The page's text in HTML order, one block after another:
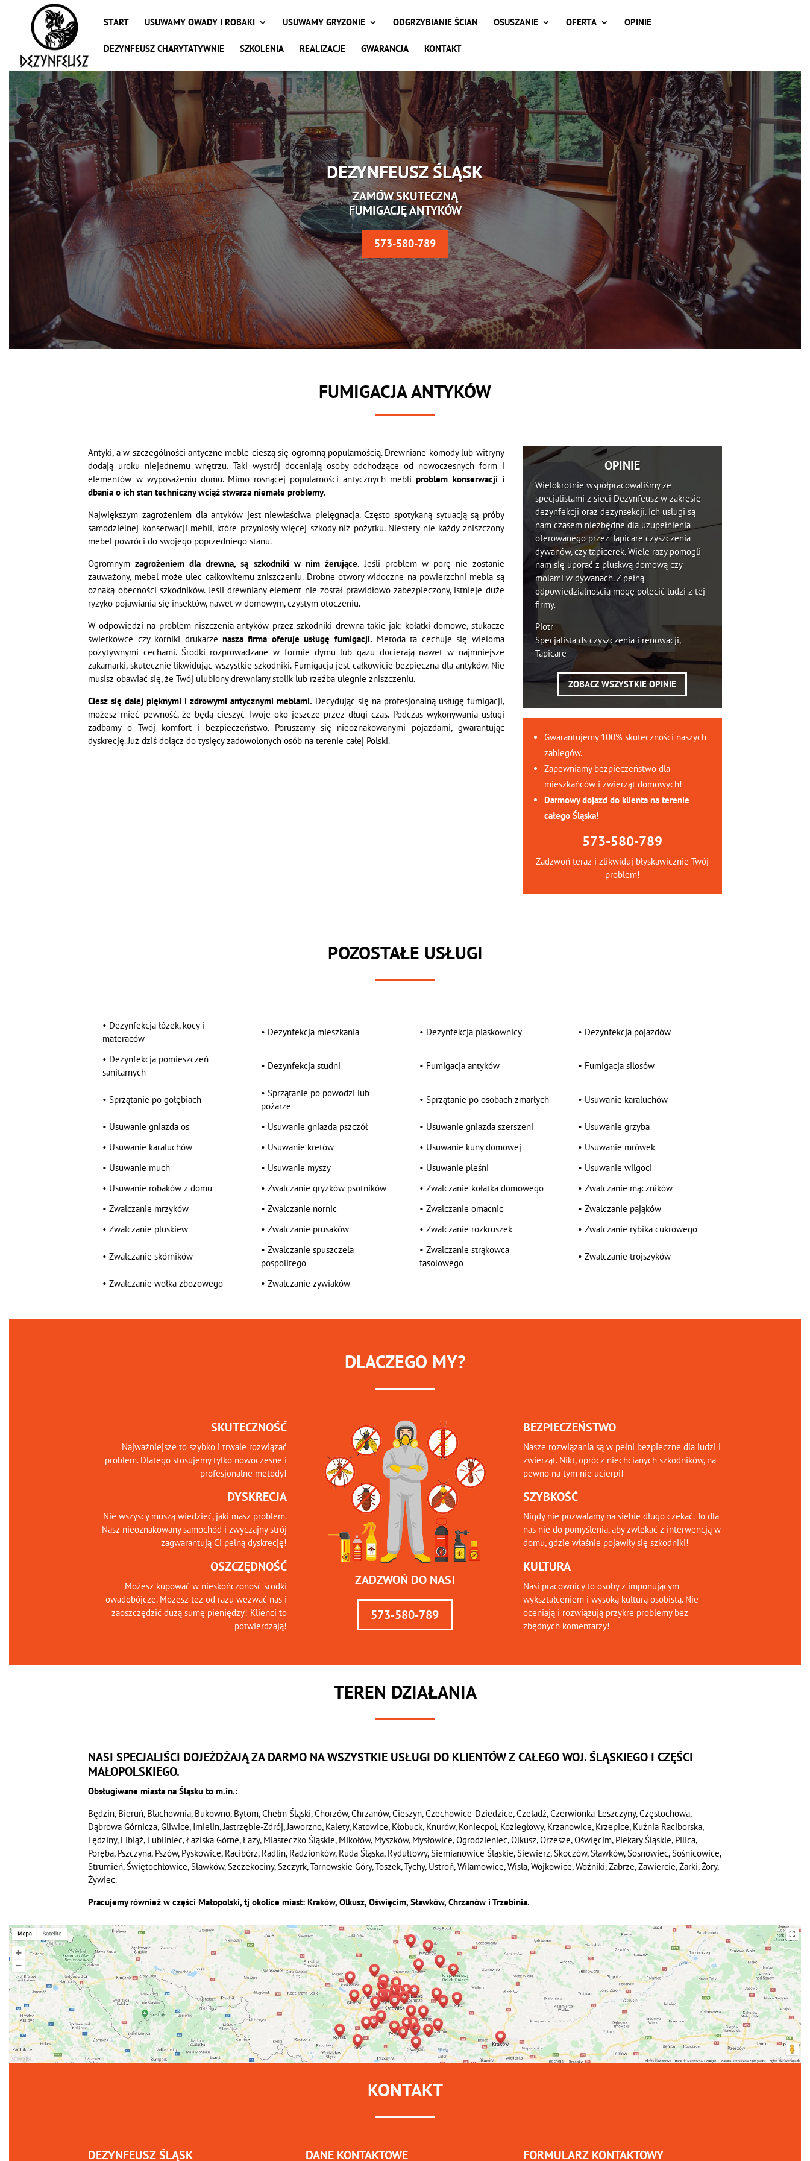
START USUWAMY OWADY I ROBAKI USUWAMY GRYZONIE ODGRZYBIANIE ŚCIAN OSUSZANIE OFERTA OPINIE
DEZYNFEUSZ CHARYTATYWNIE SZKOLENIA REALIZACJE GWARANCJA KONTAKT
DEZYNFEUSZ ŚLĄSK
ZAMÓW SKUTECZNĄ
FUMIGACJĘ ANTYKÓW
573-580-789
FUMIGACJA ANTYKÓW
Antyki, a w szczególności antyczne meble cieszą się ogromną popularnością. Drewniane komody lub witryny
dodają uroku niejednemu wnętrzu. Taki wystrój doceniają osoby odchodzące od nowoczesnych form i
elementów w wyposażeniu domu. Mimo rosnącej popularności antycznych mebliproblem konserwacji i
dbania o ich stan techniczny wciąż stwarza niemałe problemy.
Największym zagrożeniem dla antyków jest niewłaściwa pielęgnacja. Często spotykaną sytuacją są próby
samodzielnej konserwacji mebli, które przyniosły więcej szkody niż pożytku. Niestety nie każdy zniszczony
mebel powróci do swojego poprzedniego stanu.
Ogromnymzagrożeniem dla drewna, są szkodniki w nim żerujące. Jeśli problem w porę nie zostanie
zauważony, mebel może ulec całkowitemu zniszczeniu. Drobne otwory widoczne na powierzchni mebla są
oznaką obecności szkodników. Jeśli drewniany element nie został prawidłowo zabezpieczony, istnieje duże
ryzyko pojawiania się insektów, nawet w domowym, czystym otoczeniu.
W odpowiedzi na problem niszczenia antyków przez szkodniki drewna takie jak: kołatki domowe, stukacze
świerkowce czy korniki drukarzenasza firma oferuje usługę fumigacji. Metoda ta cechuje się wieloma
pozytywnymi cechami. Środki rozprowadzane w formie dymu lub gazu docierają nawet w najmniejsze
zakamarki, skutecznie likwidując wszystkie szkodniki. Fumigacja jest całkowicie bezpieczna dla antyków. Nie
musisz obawiać się, że Twój ulubiony drewniany stolik lub rzeźba ulegnie zniszczeniu.
Ciesz się dalej pięknymi i zdrowymi antycznymi meblami. Decydując się na profesjonalną usługę fumigacji,
możesz mieć pewność, że będą cieszyć Twoje oko jeszcze przez długi czas. Podczas wykonywania usługi
zadbamy o Twój komfort i bezpieczeństwo. Poruszamy się nieoznakowanymi pojazdami, gwarantując
dyskrecję. Już dziś dołącz do tysięcy zadowolonych osób na terenie całej Polski.
OPINIE
Wielokrotnie współpracowaliśmy ze
specjalistami z sieci Dezynfeusz w zakresie
dezynfekcji oraz dezynsekcji. Ich usługi są
nam czasem niezbędne dla uzupełnienia
oferowanego przez Tapicare czyszczenia
dywanów, czy tapicerek. Wiele razy pomogli
nam się uporać z pluskwą domową czy
molami w dywanach. Z pełną
odpowiedzialnością mogę polecić ludzi z tej
firmy.
Piotr
Specjalista ds czyszczenia i renowacji,
Tapicare
ZOBACZ WSZYSTKIE OPINIE
Gwarantujemy 100% skuteczności naszych
zabiegów.
Zapewniamy bezpieczeństwo dla
mieszkańców i zwierząt domowych!
Darmowy dojazd do klienta na terenie
całego Śląska!
573-580-789
Zadzwoń teraz i zlikwiduj błyskawicznie Twój
problem!
POZOSTAŁE USŁUGI
• Dezynfekcja łóżek, kocy i
materaców
• Dezynfekcja mieszkania • Dezynfekcja piaskownicy • Dezynfekcja pojazdów
• Dezynfekcja pomieszczeń
sanitarnych
• Dezynfekcja studni • Fumigacja antyków • Fumigacja silosów
•Sprzątanie po gołębiach
•Sprzątanie po powodzi lub
pożarze
•Sprzątanie po osobach zmarłych • Usuwanie karaluchów
• Usuwanie gniazda os • Usuwanie gniazda pszczół • Usuwanie gniazda szerszeni • Usuwanie grzyba
• Usuwanie karaluchów • Usuwanie kretów • Usuwanie kuny domowej • Usuwanie mrówek
• Usuwanie much • Usuwanie myszy • Usuwanie pleśni • Usuwanie wilgoci
• Usuwanie robaków z domu •Zwalczanie gryzków psotników •Zwalczanie kołatka domowego •Zwalczanie mączników
•Zwalczanie mrzyków •Zwalczanie nornic •Zwalczanie omacnic •Zwalczanie pająków
•Zwalczanie pluskiew •Zwalczanie prusaków •Zwalczanie rozkruszek •Zwalczanie rybika cukrowego
•Zwalczanie skórników
•Zwalczanie spuszczela
pospolitego
•Zwalczanie strąkowca
fasolowego
•Zwalczanie trojszyków
•Zwalczanie wołka zbożowego •Zwalczanie żywiaków
DLACZEGO MY?
SKUTECZNOŚĆ
Najważniejsze to szybko i trwale rozwiązać
problem. Dlatego stosujemy tylko nowoczesne i
profesjonalne metody!
DYSKRECJA
Nie wszyscy muszą wiedzieć, jaki masz problem.
Nasz nieoznakowany samochód i zwyczajny strój
zagwarantują Ci pełną dyskrecję!
OSZCZĘDNOŚĆ
Możesz kupować w nieskończoność środki
owadobójcze. Możesz też od razu wezwać nas i
zaoszczędzić dużą sumę pieniędzy! Klienci to
potwierdzają!
ZADZWOŃ DO NAS!
573-580-789
BEZPIECZEŃSTWO
Nasze rozwiązania są w pełni bezpieczne dla ludzi i
zwierząt. Nikt, oprócz niechcianych szkodników, na
pewno na tym nie ucierpi!
SZYBKOŚĆ
Nigdy nie pozwalamy na siebie długo czekać. To dla
nas nie do pomyślenia, aby zwlekać z interwencją w
domu, gdzie właśnie pojawiły się szkodniki!
KULTURA
Nasi pracownicy to osoby z imponującym
wykształceniem i wysoką kulturą osobistą. Nie
oceniają i rozwiązują przykre problemy bez
zbędnych komentarzy!
TEREN DZIAŁANIA
NASI SPECJALIŚCI DOJEŻDŻAJĄ ZA DARMO NA WSZYSTKIE USŁUGI DO KLIENTÓW Z CAŁEGO WOJ. ŚLĄSKIEGO I CZĘŚCI
MAŁOPOLSKIEGO.
Obsługiwane miasta na Śląsku to m.in.:
Będzin, Bieruń, Blachownia, Bukowno, Bytom, Chełm Śląski, Chorzów, Chrzanów, Cieszyn, Czechowice-Dziedzice, Czeladź, Czerwionka-Leszczyny, Częstochowa,
Dąbrowa Górnicza, Gliwice, Imielin, Jastrzębie-Zdrój, Jaworzno, Kalety, Katowice, Kłobuck, Knurów, Koniecpol, Koziegłowy, Krzanowice, Krzepice, Kuźnia Raciborska,
Lędziny, Libiąż, Lubliniec, Łaziska Górne, Łazy, Miasteczko Śląskie, Mikołów, Myszków, Mysłowice, Ogrodzieniec, Olkusz, Orzesze, Oświęcim, Piekary Śląskie, Pilica,
Poręba, Pszczyna, Pszów, Pyskowice, Racibórz, Radlin, Radzionków, Ruda Śląska, Rydułtowy, Siemianowice Śląskie, Siewierz, Skoczów, Sławków, Sosnowiec, Sośnicowice,
Strumień, Świętochłowice, Sławków, Szczekociny, Szczyrk, Tarnowskie Góry, Toszek, Tychy, Ustroń, Wilamowice, Wisła, Wojkowice, Woźniki, Zabrze, Zawiercie, Żarki, Żory,
Żywiec.
Pracujemy również w części Małopolski, tj okolice miast: Kraków, Olkusz, Oświęcim, Sławków, Chrzanów i Trzebinia.
KONTAKT
DEZYNFEUSZ ŚLĄSK DANE KONTAKTOWE FORMULARZ KONTAKTOWY